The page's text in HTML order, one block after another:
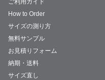
How to Order
サイズの測り方
無料サンプル
お見積りフォーム
納期・送料
サイズ直し